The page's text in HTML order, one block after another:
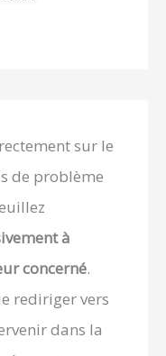
sur le
de problème
à
concerné.
rediriger vers
dans la